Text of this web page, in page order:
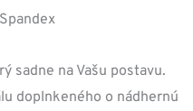
sadne na Vašu postavu.
doplnkeného o nádhernú